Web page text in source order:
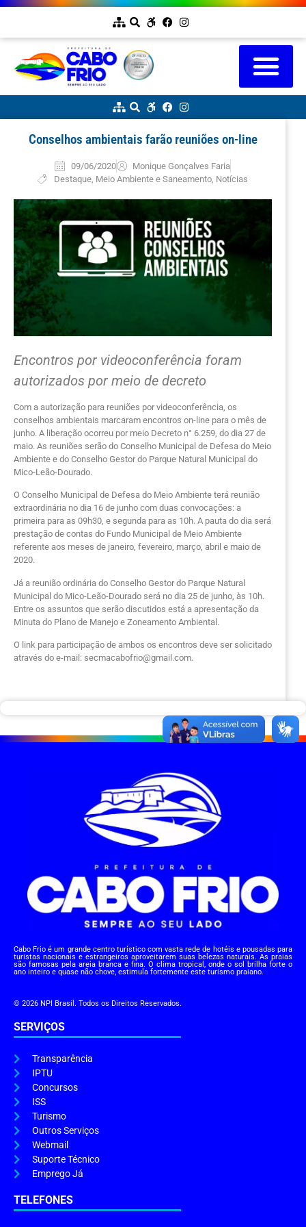
Conselhos ambientais farão reuniões on-line
09/06/2020
Monique Gonçalves Faria
Destaque, Meio Ambiente e Saneamento, Notícias
Encontros por videoconferência foram
autorizados por meio de decreto
Com a autorização para reuniões por videoconferência, os
conselhos ambientais marcaram encontros on-line para o mês de
junho. A liberação ocorreu por meio Decreto n° 6.259, do dia 27 de
maio. As reuniões serão do Conselho Municipal de Defesa do Meio
Ambiente e do Conselho Gestor do Parque Natural Municipal do
Mico-Leão-Dourado.
O Conselho Municipal de Defesa do Meio Ambiente terá reunião
extraordinária no dia 16 de junho com duas convocações: a
primeira para as 09h30, e segunda para as 10h. A pauta do dia será
prestação de contas do Fundo Municipal de Meio Ambiente
referente aos meses de janeiro, fevereiro, março, abril e maio de
2020.
Já a reunião ordinária do Conselho Gestor do Parque Natural
Municipal do Mico-Leão-Dourado será no dia 25 de junho, às 10h.
Entre os assuntos que serão discutidos está a apresentação da
Minuta do Plano de Manejo e Zoneamento Ambiental.
O link para participação de ambos os encontros deve ser solicitado
através do e-mail: secmacabofrio@gmail.com.
Cabo Frio é um grande centro turístico com vasta rede de hotéis e pousadas para
turistas nacionais e estrangeiros aproveitarem suas belezas naturais. As praias
são famosas pela areia branca e fina. O clima tropical, onde o sol brilha forte o
ano inteiro e quase não chove, estimula fortemente este turismo praiano.
© 2026 NPI Brasil. Todos os Direitos Reservados.
SERVIÇOS
Transparência
IPTU
Concursos
ISS
Turismo
Outros Serviços
Webmail
Suporte Técnico
Emprego Já
TELEFONES